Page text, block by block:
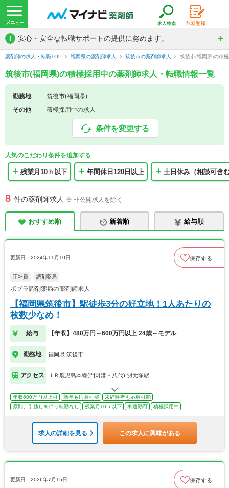
! 安心・安全な転職サポートの提供に努めます。
薬剤師の求人・転職TOP 福岡県の薬剤師求人 筑後市の薬剤師求人 筑後市(福岡県)の積
筑後市(福岡県)の積極採用中の薬剤師求人・転職情報一覧
勤務地
筑後市(福岡県)
その他
積極採用中の求人
条件を変更する
人気のこだわり条件を追加する
残業月10ｈ以下 年間休日120日以上 土日休み（相談可含
8 件の薬剤師求人 ※ 非公開求人を除く
おすすめ順 新着順 給与順
更新日：2024年11月10日 保存する
正社員 調剤薬局
ポプラ調剤薬局の薬剤師求人
【福岡県筑後市】駅徒歩3分の好立地！1人あたりの
枚数少なめ！
給与 【年収】480万円～600万円以上 24歳～モデル
勤務地 福岡県 筑後市
アクセス ＪＲ鹿児島本線(門司港－八代) 羽犬塚駅
年収600万円以上可 新卒も応募可能
未経験者も応募可能
原則、引越しを伴う転勤なし
残業月10ｈ以下 車通勤可 積極採用中
求人の詳細を見る この求人に興味がある
更新日：2026年7月15日 保存する